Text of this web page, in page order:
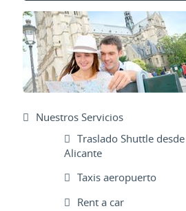
Nuestros Servicios
Traslado Shuttle
Alicante
Taxis aeropuerto
Rent a car